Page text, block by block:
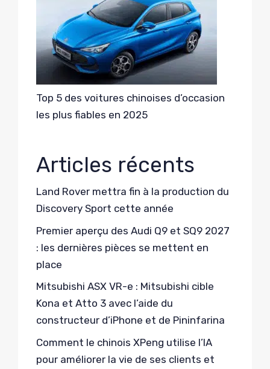
Top 5 des voitures chinoises d’occasion
les plus fiables en 2025
Articles récents
Land Rover mettra fin à la production du
Discovery Sport cette année
Premier aperçu des Audi Q9 et SQ9 2027
: les dernières pièces se mettent en
place
Mitsubishi ASX VR-e : Mitsubishi cible
Kona et Atto 3 avec l’aide du
constructeur d’iPhone et de Pininfarina
Comment le chinois XPeng utilise l’IA
pour améliorer la vie de ses clients et